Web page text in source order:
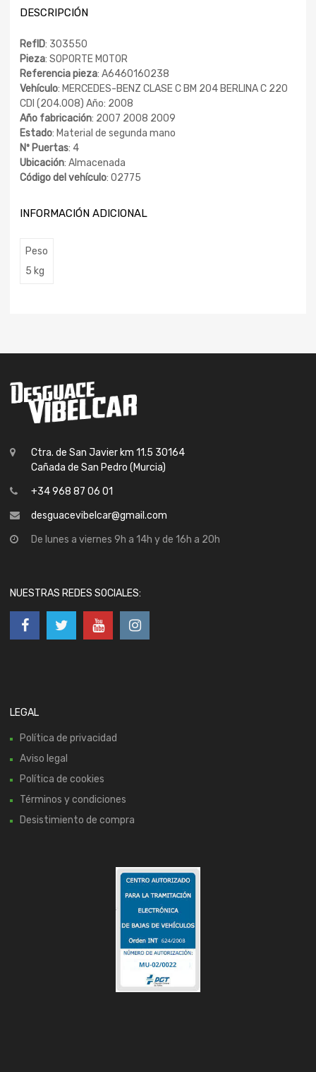
DESCRIPCIÓN
RefID: 303550
Pieza: SOPORTE MOTOR
Referencia pieza: A6460160238
Vehículo: MERCEDES-BENZ CLASE C BM 204 BERLINA C 220
CDI (204.008) Año: 2008
Año fabricación: 2007 2008 2009
Estado: Material de segunda mano
Nº Puertas: 4
Ubicación: Almacenada
Código del vehículo: 02775
INFORMACIÓN ADICIONAL
Peso
5 kg
Ctra. de San Javier km 11.5 30164
Cañada de San Pedro (Murcia)
+34 968 87 06 01
desguacevibelcar@gmail.com
De lunes a viernes 9h a 14h y de 16h a 20h
NUESTRAS REDES SOCIALES:
LEGAL
Política de privacidad
Aviso legal
Política de cookies
Términos y condiciones
Desistimiento de compra